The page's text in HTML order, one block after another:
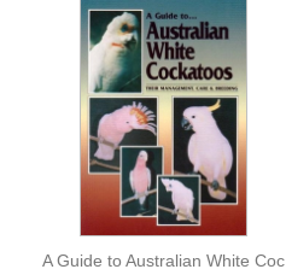
A Guide to Australian White Coc